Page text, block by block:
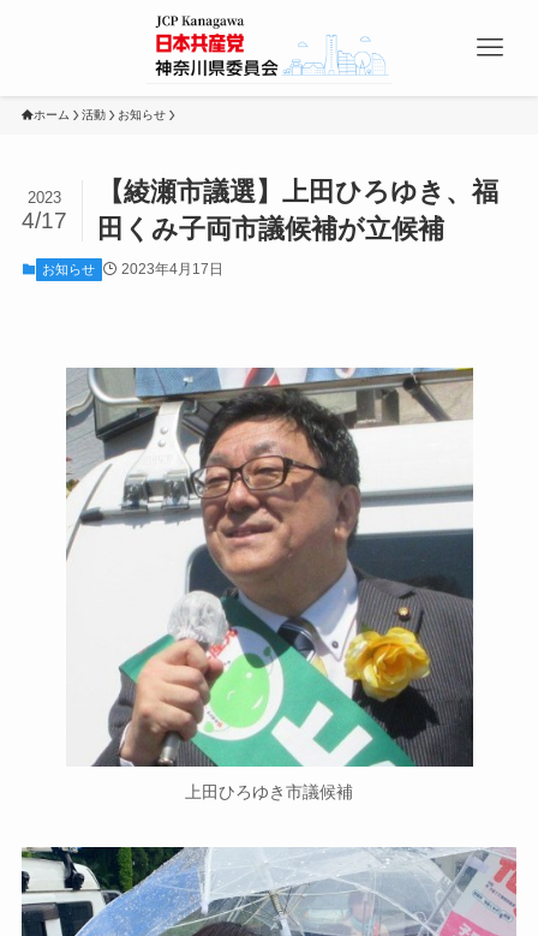
ホーム 活動 お知らせ
【綾瀬市議選】上田ひろゆき、福
田くみ子両市議候補が立候補
2023
4/17
お知らせ 2023年4月17日
上田ひろゆき市議候補